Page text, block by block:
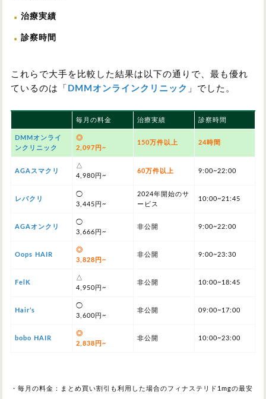
治療実績
診察時間
これらで大手を比較した結果は以下の通りで、最も優れ
ているのは「 DMMオンラインクリニック 」でした。
毎月の料金 治療実績 診察時間
DMMオンライ
ンクリニック
◎
2,097円~
150万件以上 24時間
AGAスマクリ
△
4,980円~
60万件以上 9:00~22:00
レバクリ
◯
3,445円~
2024年開始のサ
ービス
10:00~21:45
AGAオンクリ
◯
3,666円~
非公開 9:00~22:00
Oops HAIR
◎
3,828円~
非公開 9:00~23:30
FelK
△
4,950円~
非公開 10:00~18:45
Hair’s
◯
3,600円~
非公開 09:00~17:00
bobo HAIR
◎
2,838円~
非公開 10:00~23:00
・毎月の料金：まとめ買い割引も利用した場合のフィナステリド1mgの最安